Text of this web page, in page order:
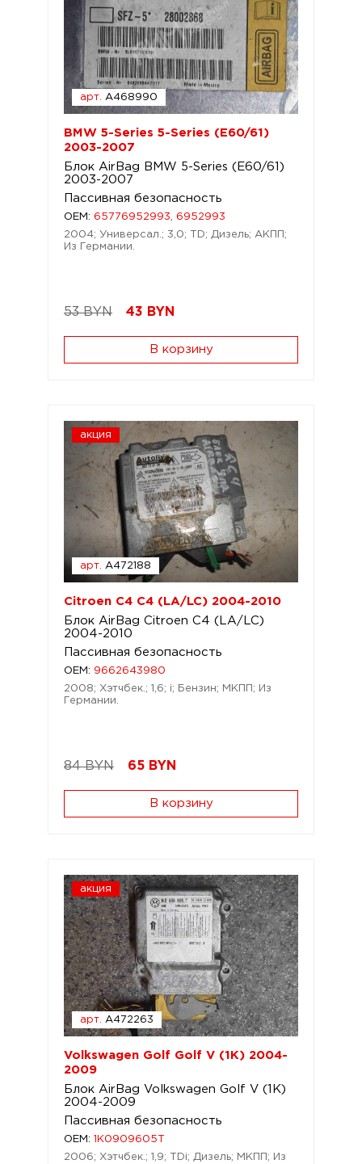
арт. A468990
BMW 5-Series 5-Series (E60/61)
2003-2007
Блок AirBag BMW 5-Series (E60/61)
2003-2007
Пассивная безопасность
OEM: 65776952993, 6952993
2004; Универсал.; 3,0; TD; Дизель; АКПП;
Из Германии.
53 BYN 43 BYN
В корзину
акция
арт. A472188
Citroen C4 C4 (LA/LC) 2004-2010
Блок AirBag Citroen C4 (LA/LC)
2004-2010
Пассивная безопасность
OEM: 9662643980
2008; Хэтчбек.; 1,6; i; Бензин; МКПП; Из
Германии.
84 BYN 65 BYN
В корзину
акция
арт. A472263
Volkswagen Golf Golf V (1K) 2004-
2009
Блок AirBag Volkswagen Golf V (1K)
2004-2009
Пассивная безопасность
OEM: 1K0909605T
2006; Хэтчбек.; 1,9; TDi; Дизель; МКПП; Из